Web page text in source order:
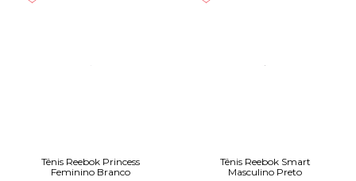
Tênis Reebok Princess
Feminino Branco
Tênis Reebok Smart
Masculino Preto